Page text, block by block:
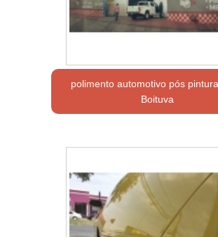
polimento automotivo pós
Boituva